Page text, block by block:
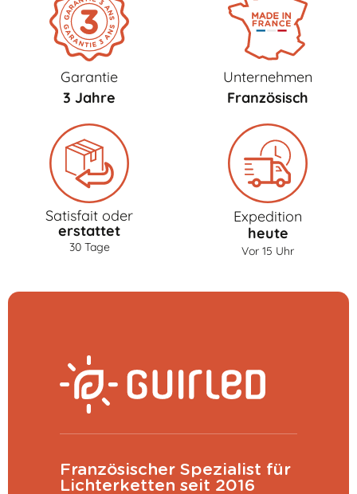
Garantie
3 Jahre
Unternehmen
Französisch
Satisfait oder
erstattet
30 Tage
Expedition
heute
Vor 15 Uhr
Französischer Spezialist für
Lichterketten seit 2016